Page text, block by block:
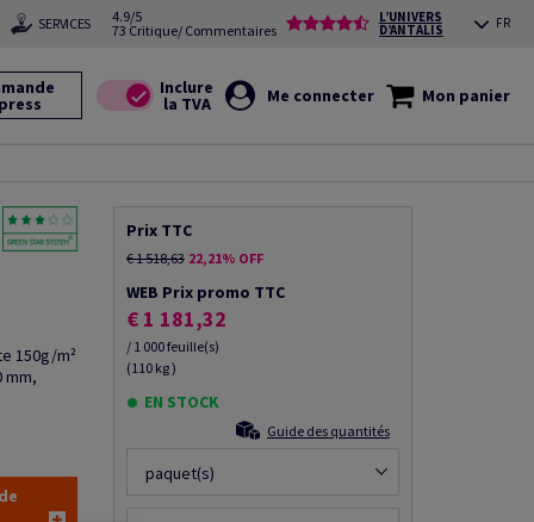
SERVICES
4.9/5
73 Critique/ Commentaires
L’UNIVERS
D’ANTALIS FR
Me connecter Mon panier
150g/m²
mm,
Prix TTC
€ 1 518,63 22,21% OFF
WEB Prix promo TTC
€ 1 181,32
/ 1 000 feuille(s)
(110 kg )
EN STOCK
Guide des quantités
paquet(s)